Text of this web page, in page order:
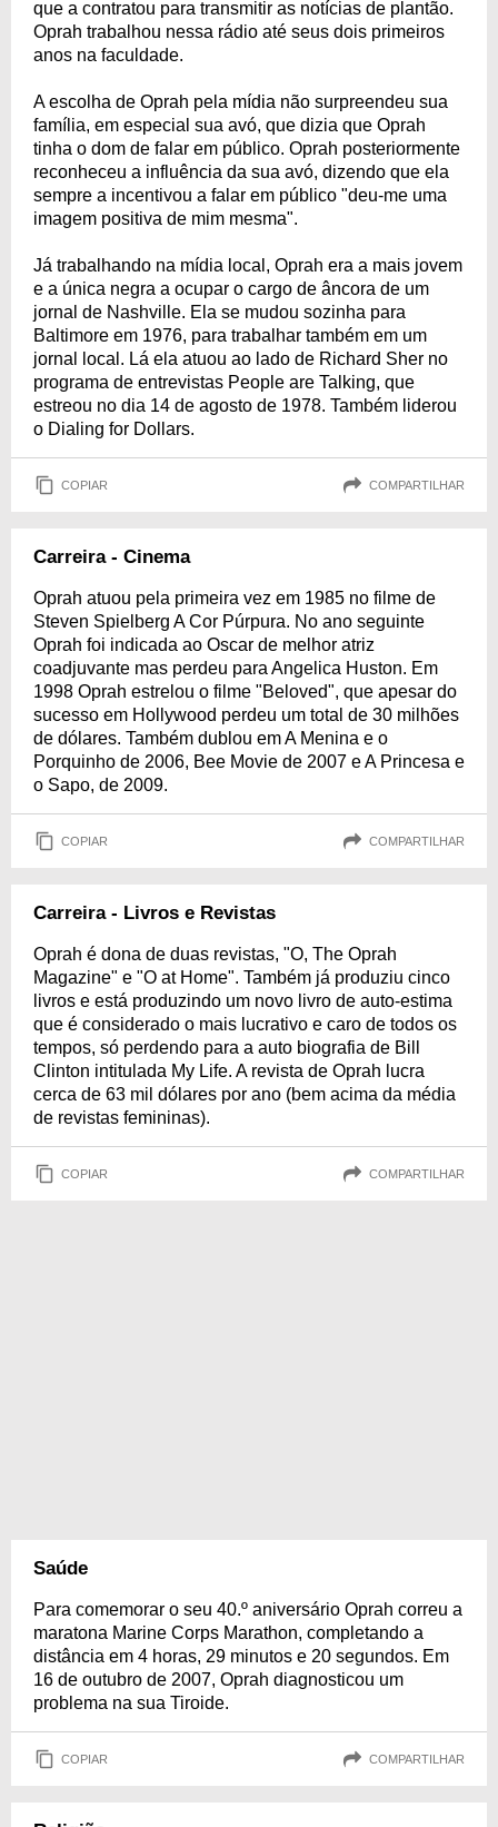
que a contratou para transmitir as notícias de plantão.
Oprah trabalhou nessa rádio até seus dois primeiros
anos na faculdade.
A escolha de Oprah pela mídia não surpreendeu sua
família, em especial sua avó, que dizia que Oprah
tinha o dom de falar em público. Oprah posteriormente
reconheceu a influência da sua avó, dizendo que ela
sempre a incentivou a falar em público "deu-me uma
imagem positiva de mim mesma".
Já trabalhando na mídia local, Oprah era a mais jovem
e a única negra a ocupar o cargo de âncora de um
jornal de Nashville. Ela se mudou sozinha para
Baltimore em 1976, para trabalhar também em um
jornal local. Lá ela atuou ao lado de Richard Sher no
programa de entrevistas People are Talking, que
estreou no dia 14 de agosto de 1978. Também liderou
o Dialing for Dollars.
COPIAR COMPARTILHAR
Carreira - Cinema
Oprah atuou pela primeira vez em 1985 no filme de
Steven Spielberg A Cor Púrpura. No ano seguinte
Oprah foi indicada ao Oscar de melhor atriz
coadjuvante mas perdeu para Angelica Huston. Em
1998 Oprah estrelou o filme "Beloved", que apesar do
sucesso em Hollywood perdeu um total de 30 milhões
de dólares. Também dublou em A Menina e o
Porquinho de 2006, Bee Movie de 2007 e A Princesa e
o Sapo, de 2009.
COPIAR COMPARTILHAR
Carreira - Livros e Revistas
Oprah é dona de duas revistas, "O, The Oprah
Magazine" e "O at Home". Também já produziu cinco
livros e está produzindo um novo livro de auto-estima
que é considerado o mais lucrativo e caro de todos os
tempos, só perdendo para a auto biografia de Bill
Clinton intitulada My Life. A revista de Oprah lucra
cerca de 63 mil dólares por ano (bem acima da média
de revistas femininas).
COPIAR COMPARTILHAR
Saúde
Para comemorar o seu 40.º aniversário Oprah correu a
maratona Marine Corps Marathon, completando a
distância em 4 horas, 29 minutos e 20 segundos. Em
16 de outubro de 2007, Oprah diagnosticou um
problema na sua Tiroide.
COPIAR COMPARTILHAR